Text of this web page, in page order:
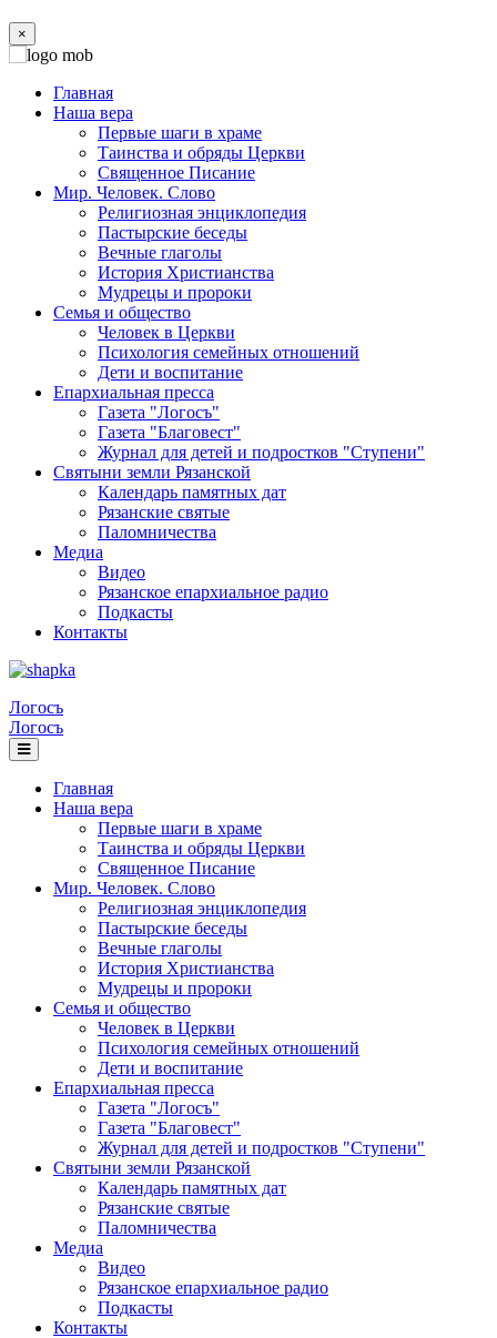
×
Главная
Наша вера
Первые шаги в храме
Таинства и обряды Церкви
Священное Писание
Мир. Человек. Слово
Религиозная энциклопедия
Пастырские беседы
Вечные глаголы
История Христианства
Мудрецы и пророки
Семья и общество
Человек в Церкви
Психология семейных отношений
Дети и воспитание
Епархиальная пресса
Газета "Логосъ"
Газета "Благовест"
Журнал для детей и подростков "Ступени"
Святыни земли Рязанской
Календарь памятных дат
Рязанские святые
Паломничества
Медиа
Видео
Рязанское епархиальное радио
Подкасты
Контакты
Логосъ
Логосъ
Главная
Наша вера
Первые шаги в храме
Таинства и обряды Церкви
Священное Писание
Мир. Человек. Слово
Религиозная энциклопедия
Пастырские беседы
Вечные глаголы
История Христианства
Мудрецы и пророки
Семья и общество
Человек в Церкви
Психология семейных отношений
Дети и воспитание
Епархиальная пресса
Газета "Логосъ"
Газета "Благовест"
Журнал для детей и подростков "Ступени"
Святыни земли Рязанской
Календарь памятных дат
Рязанские святые
Паломничества
Медиа
Видео
Рязанское епархиальное радио
Подкасты
Контакты